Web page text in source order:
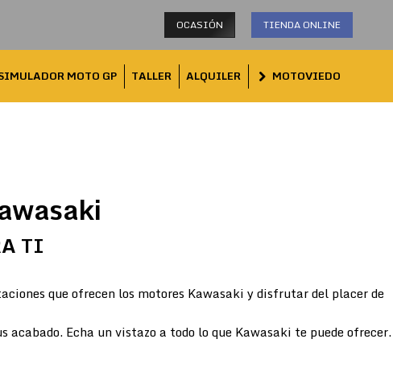
OCASIÓN TIENDA ONLINE
MOTO GP TALLER ALQUILER MOTOVIEDO
TI
que ofrecen los motores Kawasaki y disfrutar del placer de
Echa un vistazo a todo lo que Kawasaki te puede ofrecer.